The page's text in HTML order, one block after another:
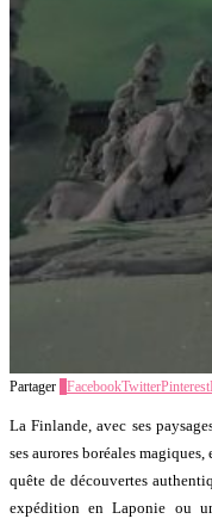
Partager FacebookTwitterPinterest
La Finlande, avec ses
ses aurores boréales
quête de découvertes
expédition en Laponie ou